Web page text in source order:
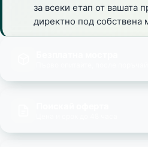
за всеки етап от вашата
директно под собствена